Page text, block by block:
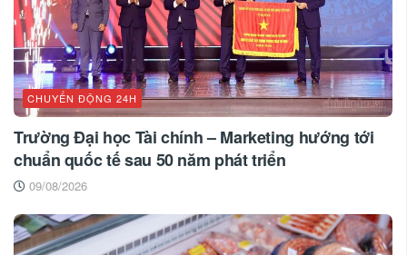
CHUYỂN ĐỘNG 24H
Trường Đại học Tài chính – Marketing hướng tới
chuẩn quốc tế sau 50 năm phát triển
09/08/2026